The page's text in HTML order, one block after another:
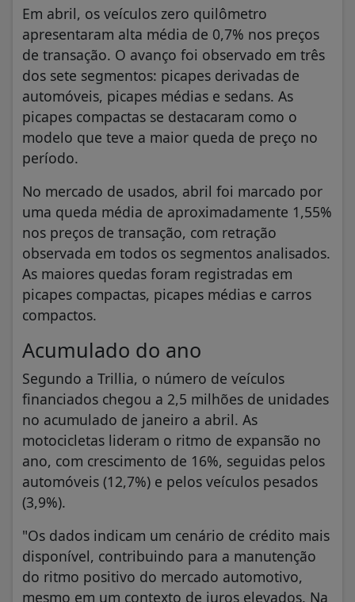
Em abril, os veículos zero quilômetro
apresentaram alta média de 0,7% nos preços
de transação. O avanço foi observado em três
dos sete segmentos: picapes derivadas de
automóveis, picapes médias e sedans. As
picapes compactas se destacaram como o
modelo que teve a maior queda de preço no
período.
No mercado de usados, abril foi marcado por
uma queda média de aproximadamente 1,55%
nos preços de transação, com retração
observada em todos os segmentos analisados.
As maiores quedas foram registradas em
picapes compactas, picapes médias e carros
compactos.
Acumulado do ano
Segundo a Trillia, o número de veículos
financiados chegou a 2,5 milhões de unidades
no acumulado de janeiro a abril. As
motocicletas lideram o ritmo de expansão no
ano, com crescimento de 16%, seguidas pelos
automóveis (12,7%) e pelos veículos pesados
(3,9%).
"Os dados indicam um cenário de crédito mais
disponível, contribuindo para a manutenção
do ritmo positivo do mercado automotivo,
mesmo em um contexto de juros elevados. Na